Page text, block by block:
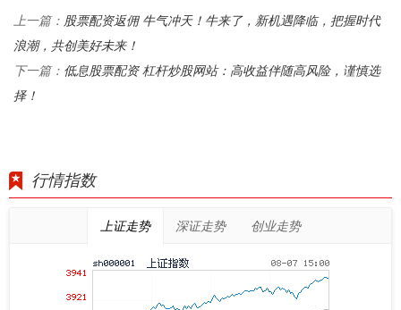
上一篇： 股票配资返佣 牛气冲天！牛来了，新机遇降临，把握时代
浪潮，共创美好未来！
下一篇： 低息股票配资 杠杆炒股网站：高收益伴随高风险，谨慎选
择！
行情指数
上证走势 深证走势 创业走势